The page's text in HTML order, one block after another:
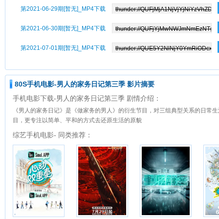
第2021-06-29期[暂无]_MP4下载
第2021-06-30期[暂无]_MP4下载
第2021-07-01期[暂无]_MP4下载
80S手机电影-男人的家务日记第三季 影片摘要
手机电影下载-男人的家务日记第三季 剧情介绍：
《男人的家务日记》是《做家务的男人》的衍生节目，对三组典型关系的日常
目，更专注以简单、平和的方式去还原生活的原貌
综艺手机电影- 同类推荐：